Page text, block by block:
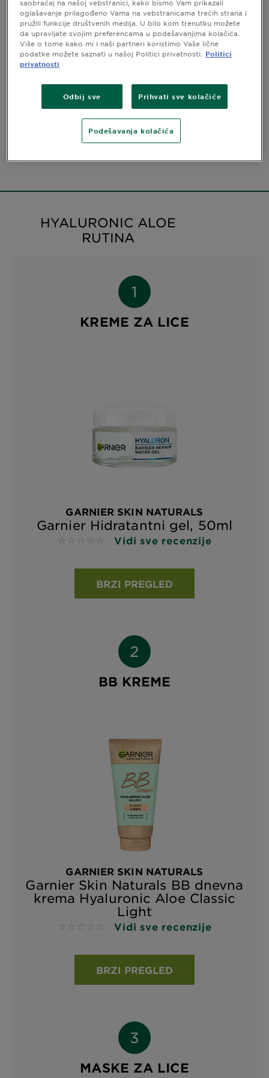
INFORMACIJE O PROIZVODU
CLOSE SUBPANEL
SASTAV
Sigurnosne informacije
HYALURONIC ALOE
RUTINA
KREME ZA LICE
GARNIER SKIN NATURALS
Garnier Hidratantni gel, 50ml
No reviews Vidi sve recenzije
BRZI PREGLED
BB KREME
GARNIER SKIN NATURALS
Garnier Skin Naturals BB dnevna
krema Hyaluronic Aloe Classic
Light
No reviews Vidi sve recenzije
BRZI PREGLED
MASKE ZA LICE
saobraćaj na našoj vebstranici, kako bismo Vam prikazali
oglašavanje prilagođeno Vama na vebstranicama trećih strana i
pružili funkcije društvenih medija. U bilo kom trenutku možete
da upravljate svojim preferencama u podešavanjima kolačića.
Više o tome kako mi i naši partneri koristimo Vaše lične
podatke možete saznati u našoj Politici privatnosti.
Politici
privatnosti
Odbij sve Prihvati sve kolačiće
Podešavanja kolačića